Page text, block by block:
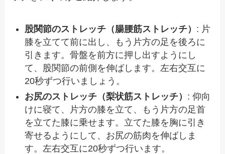
股関節のストレッチ（腸腰筋ストレッチ） : 片
膝を立てて前に出し、もう片方の足を後ろに
引きます。骨盤を前方に押し出すようにし
て、股関節の前側を伸ばします。左右交互に
20秒ずつ行いましょう。
お尻のストレッチ（梨状筋ストレッチ） : 仰向
けに寝て、片方の膝を立て、もう片方の足首
を立てた膝に乗せます。立てた膝を胸に引き
寄せるようにして、お尻の筋肉を伸ばしま
す。左右交互に20秒ずつ行います。